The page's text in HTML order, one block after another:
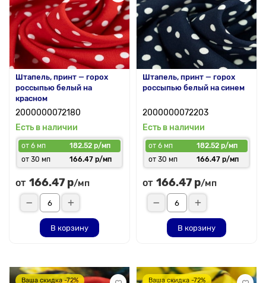
Штапель, принт — горох
россыпью белый на
красном
2000000072180
Есть в наличии
от 6 мп
182.52 р/мп
от 30 мп
166.47 р/мп
от 166.47 р/мп
В корзину
Штапель, принт — горох
россыпью белый на синем
2000000072203
Есть в наличии
от 6 мп
182.52 р/мп
от 30 мп
166.47 р/мп
от 166.47 р/мп
В корзину
Ваша скидка -72% Ваша скидка -72%